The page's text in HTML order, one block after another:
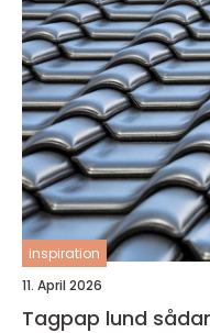
inspiration
11. April 2026
Tagpap lund sådan får du et holdbart og